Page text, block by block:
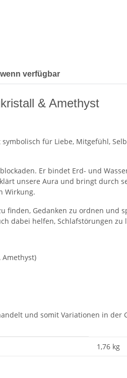
verfügbar
& Amethyst
symbolisch für Liebe, Mitgefühl,
Er bindet Erd- und
unsere Aura und bringt durch
Wirkung.
finden, Gedanken zu ordnen
dabei helfen, Schlafstörungen zu
Amethyst)
und somit Variationen in der
1,76 kg